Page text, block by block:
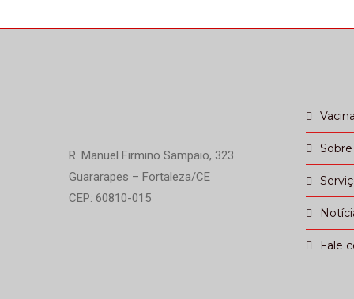
R. Manuel Firmino Sampaio, 323
Guararapes – Fortaleza/CE
CEP: 60810-015
Sobre
Fale